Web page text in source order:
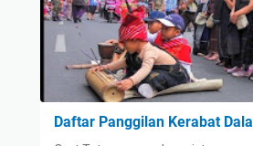
Daftar Panggilan Kerabat